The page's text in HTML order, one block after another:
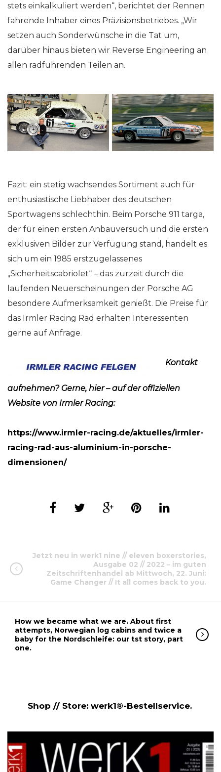
stets einkalkuliert werden“, berichtet der Rennen
fahrende Inhaber eines Präzisionsbetriebes. „Wir
setzen auch Sonderwünsche in die Tat um,
darüber hinaus bieten wir Reverse Engineering an
allen radführenden Teilen an.
Fazit: ein stetig wachsendes Sortiment auch für
enthusiastische Liebhaber des deutschen
Sportwagens schlechthin. Beim Porsche 911 targa,
der für einen ersten Anbauversuch und die ersten
exklusiven Bilder zur Verfügung stand, handelt es
sich um ein 1985 erstzugelassenes
„Sicherheitscabriolet“ – das zurzeit durch die
laufenden Neuerscheinungen der Porsche AG
besondere Aufmerksamkeit genießt. Die Preise für
das Irmler Racing Rad erhalten Interessenten
gerne auf Anfrage.
Kontakt
aufnehmen? Gerne, hier – auf der offiziellen
Website von Irmler Racing:
https://www.irmler-racing.de/aktuelles/irmler-
racing-rad-aus-aluminium-in-porsche-
dimensionen/
Jetzt neu in werk1 nine // eleven boxerstories,
Ausgabe 02 // 2022 – im guten
Zeitschriftenhandel ab Mittwoch, 22. Juni:
Game Changer // It all comes back to you.
How we became what we are. About first
attempts, Norwegian log cabins and twice a
baby for the Nordschleife: our tst story, part
one.
Shop // Store: werk1®-Bestellservice.